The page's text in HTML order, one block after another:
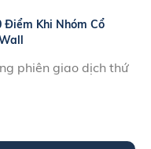
Điểm Khi Nhóm Cổ
phiên giao dịch thứ